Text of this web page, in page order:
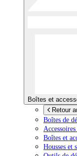
Boîtes et
Retour
Boîtes de
Boîtes et
Housses et